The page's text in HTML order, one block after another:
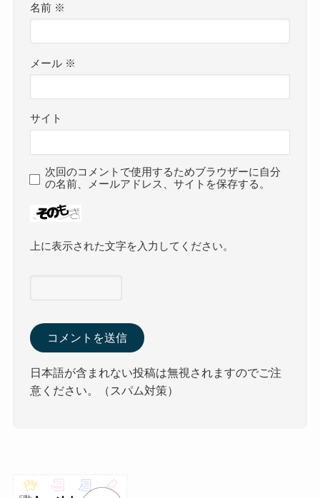
名前 ※
メール ※
サイト
次回のコメントで使用するためブラウザーに自分
の名前、メールアドレス、サイトを保存する。
上に表示された文字を入力してください。
日本語が含まれない投稿は無視されますのでご注
意ください。（スパム対策）